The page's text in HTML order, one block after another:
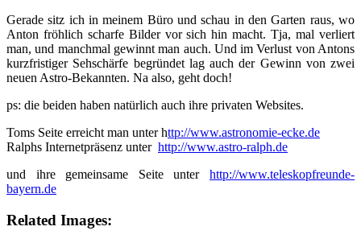
Gerade sitz ich in meinem Büro und schau in den Garten raus, wo
Anton fröhlich scharfe Bilder vor sich hin macht. Tja, mal verliert
man, und manchmal gewinnt man auch. Und im Verlust von Antons
kurzfristiger Sehschärfe begründet lag auch der Gewinn von zwei
neuen Astro-Bekannten. Na also, geht doch!
ps: die beiden haben natürlich auch ihre privaten Websites.
Toms Seite erreicht man unter http://www.astronomie-ecke.de
Ralphs Internetpräsenz unter http://www.astro-ralph.de
und ihre gemeinsame Seite unter http://www.teleskopfreunde-
bayern.de
Related Images: